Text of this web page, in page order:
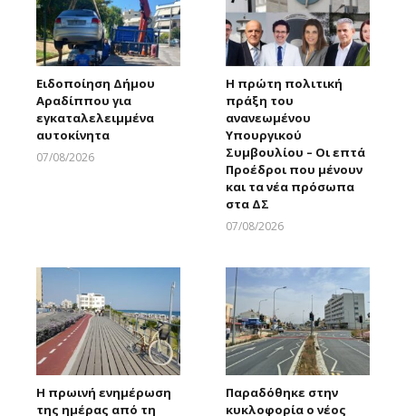
Ειδοποίηση Δήμου
Αραδίππου για
εγκαταλελειμμένα
αυτοκίνητα
07/08/2026
Η πρώτη πολιτική
πράξη του
ανανεωμένου
Υπουργικού
Συμβουλίου – Οι επτά
Προέδροι που μένουν
και τα νέα πρόσωπα
στα ΔΣ
07/08/2026
Η πρωινή ενημέρωση
της ημέρας από τη
Παραδόθηκε στην
κυκλοφορία ο νέος